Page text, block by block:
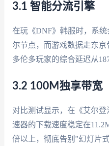
3.1 智能分流引擎
在玩《DNF》韩服时，系
尔节点，而游戏数据走东
多伦多玩家的综合延迟从
3.2 100M独享带宽
对比测试显示，在《艾尔
速器的下载速度稳定在
倍以上，彻底告别"幻灯片式